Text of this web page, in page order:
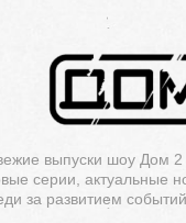
выпуски шоу Дом
серии, актуальные
за развитием